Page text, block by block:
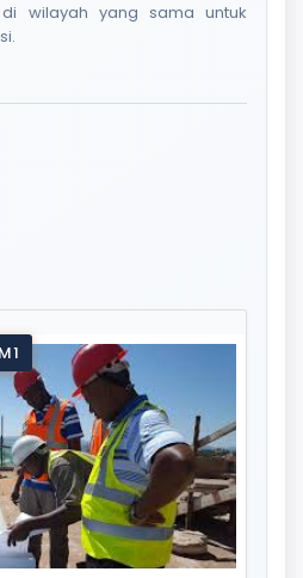
wilayah yang sama untuk